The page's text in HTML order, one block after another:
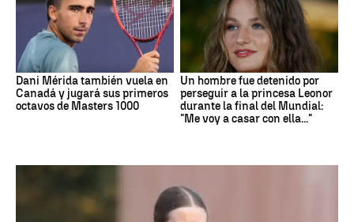
Dani Mérida también vuela en
Canadá y jugará sus primeros
octavos de Masters 1000
Un hombre fue detenido por
perseguir a la princesa Leonor
durante la final del Mundial:
"Me voy a casar con ella..."